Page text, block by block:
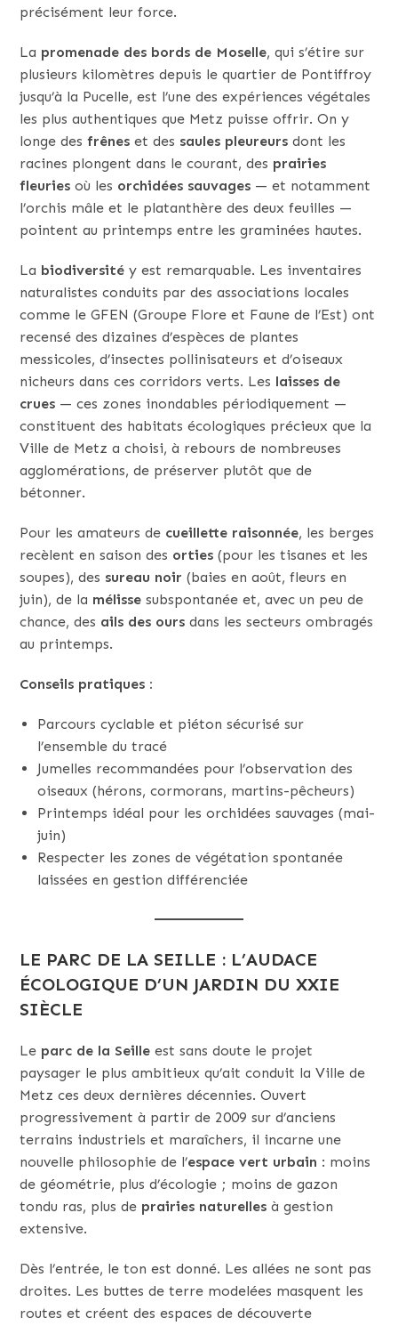
précisément leur force.
La promenade des bords de Moselle, qui s’étire sur
plusieurs kilomètres depuis le quartier de Pontiffroy
jusqu’à la Pucelle, est l’une des expériences végétales
les plus authentiques que Metz puisse offrir. On y
longe desfrênes et des saules pleureurs dont les
racines plongent dans le courant, des prairies
fleuries où les orchidées sauvages — et notamment
l’orchis mâle et le platanthère des deux feuilles —
pointent au printemps entre les graminées hautes.
La biodiversité y est remarquable. Les inventaires
naturalistes conduits par des associations locales
comme le GFEN (Groupe Flore et Faune de l’Est) ont
recensé des dizaines d’espèces de plantes
messicoles, d’insectes pollinisateurs et d’oiseaux
nicheurs dans ces corridors verts. Les laisses de
crues — ces zones inondables périodiquement —
constituent des habitats écologiques précieux que la
Ville de Metz a choisi, à rebours de nombreuses
agglomérations, de préserver plutôt que de
bétonner.
Pour les amateurs de cueillette raisonnée, les berges
recèlent en saison des orties (pour les tisanes et les
soupes), des sureau noir (baies en août, fleurs en
juin), de la mélisse subspontanée et, avec un peu de
chance, des ails des ours dans les secteurs ombragés
au printemps.
Conseils pratiques :
Parcours cyclable et piéton sécurisé sur
l’ensemble du tracé
Jumelles recommandées pour l’observation des
oiseaux (hérons, cormorans, martins-pêcheurs)
Printemps idéal pour les orchidées sauvages (mai-
juin)
Respecter les zones de végétation spontanée
laissées en gestion différenciée
LE PARC DE LA SEILLE : L’AUDACE
ÉCOLOGIQUE D’UN JARDIN DU XXIE
SIÈCLE
Le parc de la Seille est sans doute le projet
paysager le plus ambitieux qu’ait conduit la Ville de
Metz ces deux dernières décennies. Ouvert
progressivement à partir de 2009 sur d’anciens
terrains industriels et maraîchers, il incarne une
nouvelle philosophie de l’espace vert urbain : moins
de géométrie, plus d’écologie ; moins de gazon
tondu ras, plus de prairies naturelles à gestion
extensive.
Dès l’entrée, le ton est donné. Les allées ne sont pas
droites. Les buttes de terre modelées masquent les
routes et créent des espaces de découverte